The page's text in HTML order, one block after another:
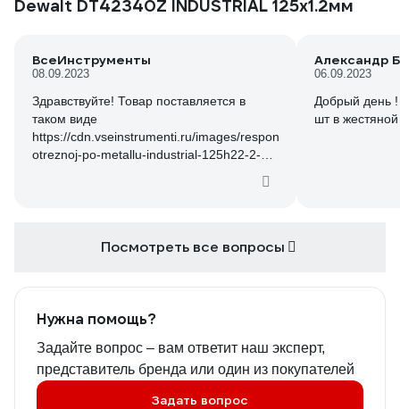
Dewalt DT42340Z INDUSTRIAL 125х1.2мм
ВсеИнструменты
08.09.2023
Здравствуйте! Товар поставляется в
таком виде
https://cdn.vseinstrumenti.ru/images/responses/781167/
otreznoj-po-metallu-industrial-125h22-2-
Александр
06.09.2023
Добрый день !
шт в
Посмотреть все вопросы
Нужна помощь?
Задайте вопрос – вам ответит наш эксперт,
представитель бренда или один из покупателей
Задать вопрос